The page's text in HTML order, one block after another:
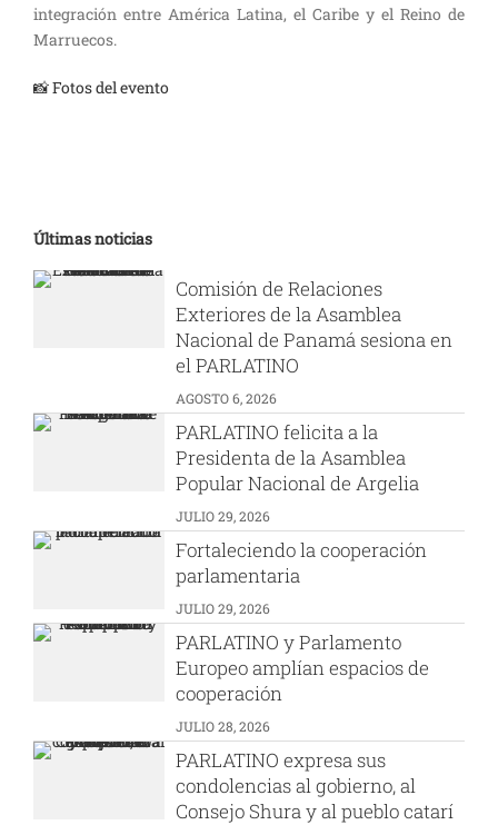
integración entre América Latina, el Caribe y el Reino de
Marruecos.
📸 Fotos del evento
Últimas noticias
Comisión de Relaciones
Exteriores de la Asamblea
Nacional de Panamá sesiona en
el PARLATINO
AGOSTO 6, 2026
PARLATINO felicita a la
Presidenta de la Asamblea
Popular Nacional de Argelia
JULIO 29, 2026
Fortaleciendo la cooperación
parlamentaria
JULIO 29, 2026
PARLATINO y Parlamento
Europeo amplían espacios de
cooperación
JULIO 28, 2026
PARLATINO expresa sus
condolencias al gobierno, al
Consejo Shura y al pueblo catarí